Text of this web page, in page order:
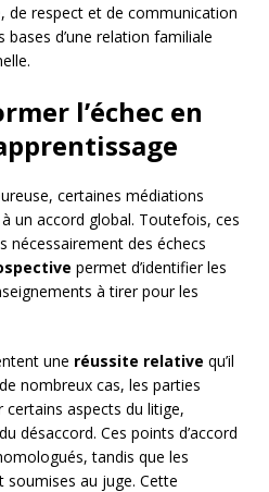
de respect et de communication
d’une relation familiale
l’échec en
certaines médiations
un accord global. Toutefois, ces
nécessairement des échecs
permet d’identifier les
à tirer pour les
une réussite relative qu’il
nombreux cas, les parties
certains aspects du litige,
désaccord. Ces points d’accord
tandis que les
au juge. Cette